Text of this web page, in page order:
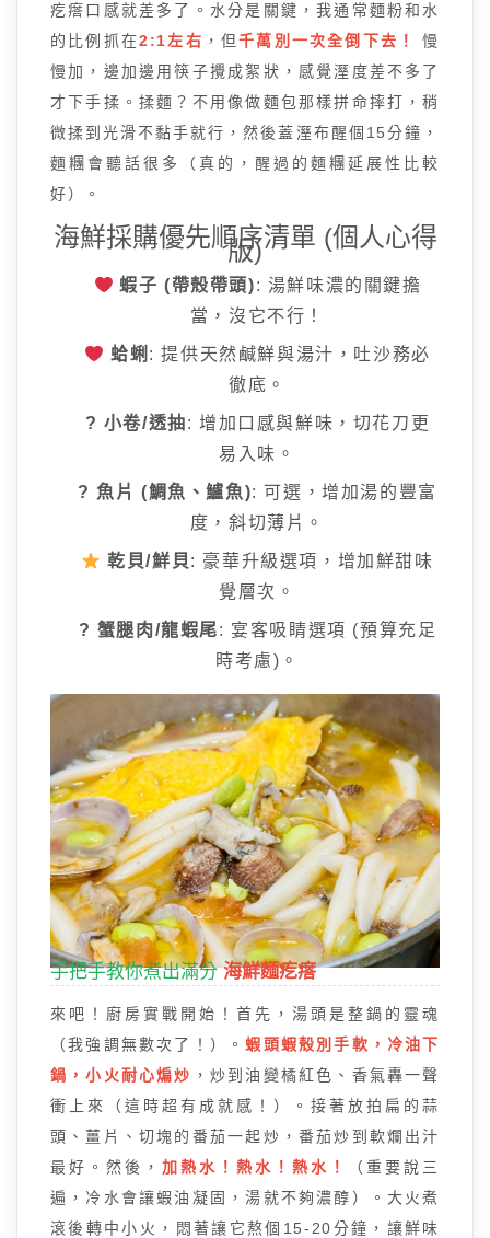
疙瘩口感就差多了。水分是關鍵，我通常麵粉和水
的比例抓在2:1左右 ，但千萬別一次全倒下去！
慢
慢加，邊加邊用筷子攪成絮狀，感覺溼度差不多了
才下手揉。揉麵？不用像做麵包那樣拼命摔打，稍
微揉到光滑不黏手就行，然後蓋溼布醒個15分鐘，
麵糰會聽話很多（真的，醒過的麵糰延展性比較
好）。
海鮮採購優先順序清單 (個人心得
版)
蝦子 (帶殼帶頭): 湯鮮味濃的關鍵擔
當，沒它不行！
蛤蜊 : 提供天然鹹鮮與湯汁，吐沙務必
徹底。
? 小卷/透抽: 增加口感與鮮味，切花刀更
易入味。
? 魚片 (鯛魚、鱸魚): 可選，增加湯的豐富
度，斜切薄片。
乾貝/鮮貝 : 豪華升級選項，增加鮮甜味
覺層次。
? 蟹腿肉/龍蝦尾: 宴客吸睛選項 (預算充足
時考慮)。
手把手教你煮出滿分海鮮麵疙瘩
來吧！廚房實戰開始！首先，湯頭是整鍋的靈魂
（我強調無數次了！）。 蝦頭蝦殼別手軟，冷油下
鍋，小火耐心煸炒 ，炒到油變橘紅色、香氣轟一聲
衝上來（這時超有成就感！）。接著放拍扁的蒜
頭、薑片、切塊的番茄一起炒，番茄炒到軟爛出汁
最好。然後，加熱水！熱水！熱水！
（重要說三
遍，冷水會讓蝦油凝固，湯就不夠濃醇）。大火煮
滾後轉中小火，悶著讓它熬個15-20分鐘，讓鮮味